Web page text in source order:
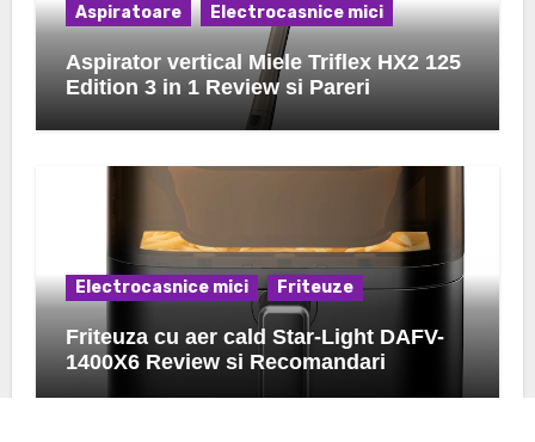
Aspiratoare Electrocasnice mici
Aspirator vertical Miele Triflex HX2 125
Edition 3 in 1 Review si Pareri
Electrocasnice mici Friteuze
Friteuza cu aer cald Star-Light DAFV-
1400X6 Review si Recomandari